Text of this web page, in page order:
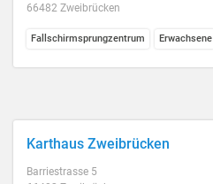
66482 Zweibrücken
Fallschirmsprungzentrum Erwachsene
Karthaus Zweibrücken
Barriestrasse 5